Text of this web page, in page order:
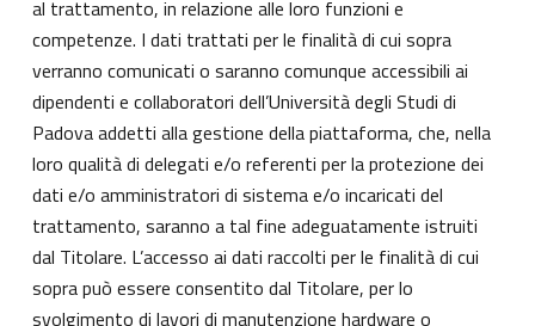
al trattamento, in relazione alle loro funzioni e
competenze. I dati trattati per le finalità di cui sopra
verranno comunicati o saranno comunque accessibili ai
dipendenti e collaboratori dell’Università degli Studi di
Padova addetti alla gestione della piattaforma, che, nella
loro qualità di delegati e/o referenti per la protezione dei
dati e/o amministratori di sistema e/o incaricati del
trattamento, saranno a tal fine adeguatamente istruiti
dal Titolare. L’accesso ai dati raccolti per le finalità di cui
sopra può essere consentito dal Titolare, per lo
svolgimento di lavori di manutenzione hardware o